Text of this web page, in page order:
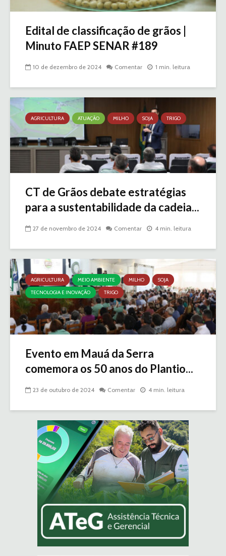
Edital de classificação de grãos |
Minuto FAEP SENAR #189
10 de dezembro de 2024 Comentar 1 min. leitura
AGRICULTURA ATUAÇÃO MILHO SOJA TRIGO
CT de Grãos debate estratégias
para a sustentabilidade da cadeia...
27 de novembro de 2024 Comentar 4 min. leitura
AGRICULTURA MEIO AMBIENTE MILHO
SOJA
TECNOLOGIA E INOVAÇÃO
TRIGO
Evento em Mauá da Serra
comemora os 50 anos do Plantio...
23 de outubro de 2024 Comentar 4 min. leitura